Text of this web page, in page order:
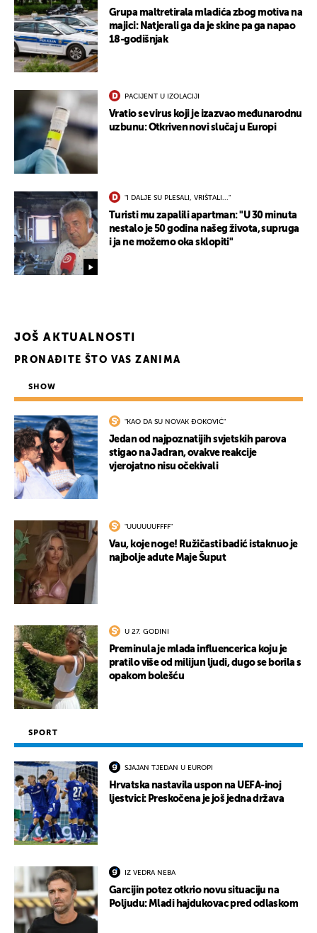
Grupa maltretirala mladića zbog motiva na
majici: Natjerali ga da je skine pa ga napao
18-godišnjak
PACIJENT U IZOLACIJI
Vratio se virus koji je izazvao međunarodnu
uzbunu: Otkriven novi slučaj u Europi
"I DALJE SU PLESALI, VRIŠTALI..."
Turisti mu zapalili apartman: "U 30 minuta
nestalo je 50 godina našeg života, supruga
i ja ne možemo oka sklopiti"
JOŠ AKTUALNOSTI
PRONAĐITE ŠTO VAS ZANIMA
SHOW
"KAO DA SU NOVAK ĐOKOVIĆ"
Jedan od najpoznatijih svjetskih parova
stigao na Jadran, ovakve reakcije
vjerojatno nisu očekivali
"UUUUUUFFFF"
Vau, koje noge! Ružičasti badić istaknuo je
najbolje adute Maje Šuput
U 27. GODINI
Preminula je mlada influencerica koju je
pratilo više od milijun ljudi, dugo se borila s
opakom bolešću
SPORT
SJAJAN TJEDAN U EUROPI
Hrvatska nastavila uspon na UEFA-inoj
ljestvici: Preskočena je još jedna država
IZ VEDRA NEBA
Garcijin potez otkrio novu situaciju na
Poljudu: Mladi hajdukovac pred odlaskom